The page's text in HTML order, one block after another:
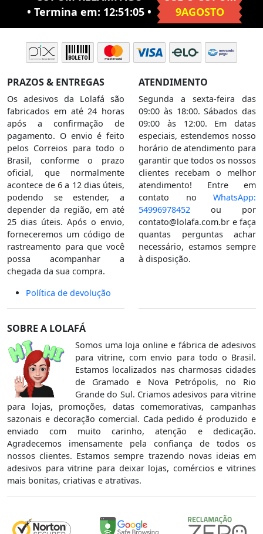
• Termina em: 12:51:04•
9AGOSTO
PRAZOS & ENTREGAS
Os adesivos da Lolafá são
fabricados em até 24 horas
após a confirmação de
pagamento. O envio é feito
pelos Correios para todo o
Brasil, conforme o prazo
oficial, que normalmente
acontece de 6 a 12 dias úteis,
podendo se estender, a
depender da região, em até
25 dias úteis. Após o envio,
forneceremos um código de
rastreamento para que você
possa acompanhar a
chegada da sua compra.
Política de devolução
ATENDIMENTO
Segunda a sexta-feira das
09:00 às 18:00. Sábados das
09:00 às 12:00. Em datas
especiais, estendemos nosso
horário de atendimento para
garantir que todos os nossos
clientes recebam o melhor
atendimento! Entre em
contato no WhatsApp:
54996978452 ou por
contato@lolafa.com.br e faça
quantas perguntas achar
necessário, estamos sempre
à disposição.
SOBRE A LOLAFÁ
Somos uma loja online e fábrica de adesivos
para vitrine, com envio para todo o Brasil.
Estamos localizados nas charmosas cidades
de Gramado e Nova Petrópolis, no Rio
Grande do Sul. Criamos adesivos para vitrine
para lojas, promoções, datas comemorativas, campanhas
sazonais e decoração comercial. Cada pedido é produzido e
enviado com muito carinho, atenção e dedicação.
Agradecemos imensamente pela confiança de todos os
nossos clientes. Estamos sempre trazendo novas ideias em
adesivos para vitrine para deixar lojas, comércios e vitrines
mais bonitas, criativas e atrativas.